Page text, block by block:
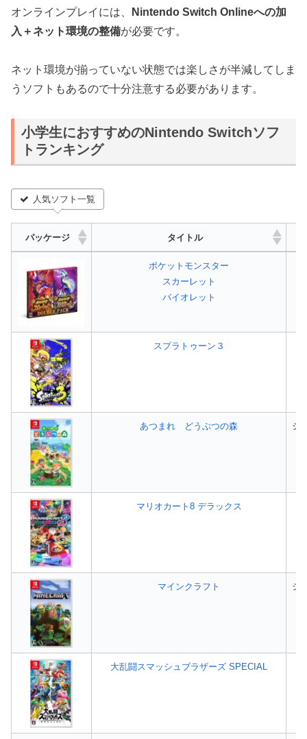
オンラインプレイには、
Nintendo Switch Onlineへの加
入＋ネット環境の整備が必要です。
ネット環境が揃っていない状態では楽しさが半減してしま
うソフトもあるので十分注意する必要があります。
小学生におすすめのNintendo Switchソフ
トランキング
人気ソフト一覧
パッケージ タイトル
タイトル
ポケットモンスター
スカーレット
バイオレット
スプラトゥーン３
あつまれ どうぶつの森 シ
マリオカート8 デラックス
マインクラフト シ
大乱闘スマッシュブラザーズ SPECIAL